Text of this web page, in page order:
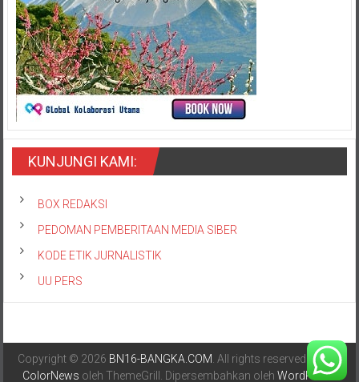
KUNJUNGI KAMI:
BOX REDAKSI
PEDOMAN PEMBERITAAN MEDIA SIBER
KODE ETIK JURNALISTIK
UU PERS
Copyright © 2026 BN16-BANGKA.COM . All rights reserved. Tema:
ColorNews oleh ThemeGrill. Dipersembahkan oleh WordPress.